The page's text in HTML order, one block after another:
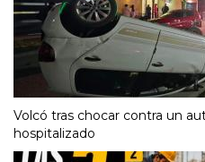
Volcó tras chocar contra un
hospitalizado